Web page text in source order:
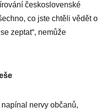
československé
co jste chtěli vědět o
zeptat“, nemůže
nervy občanů,